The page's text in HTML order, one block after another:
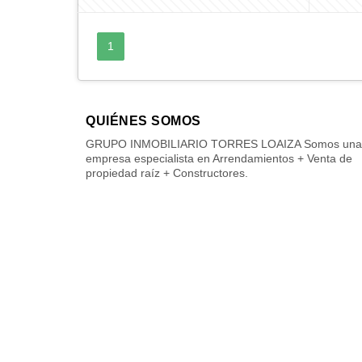
1
QUIÉNES SOMOS
GRUPO INMOBILIARIO TORRES LOAIZA Somos una
empresa especialista en Arrendamientos + Venta de
propiedad raíz + Constructores.